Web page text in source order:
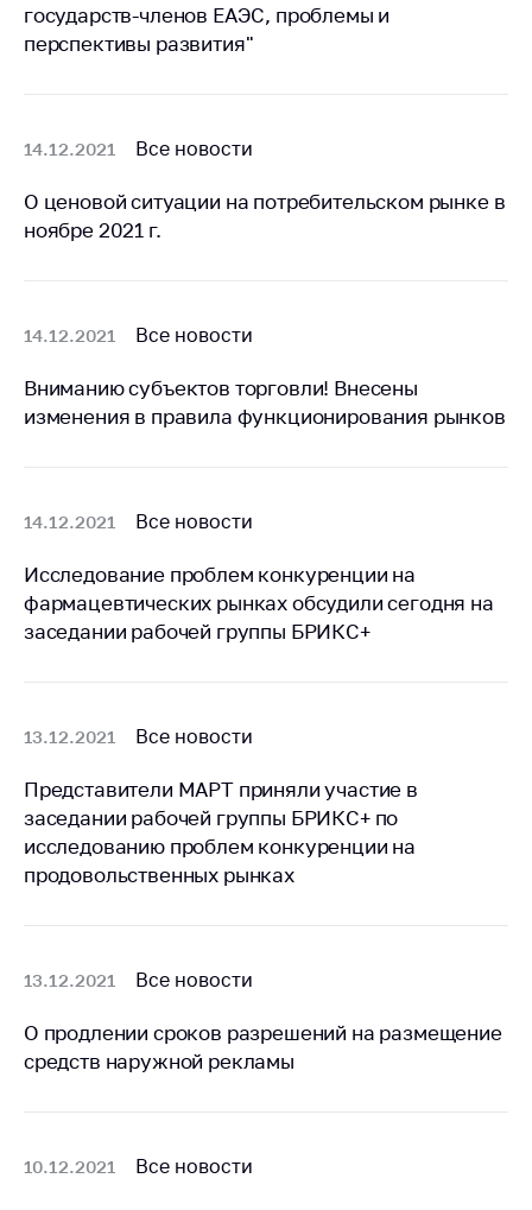
Пресс-служба
Сообщить о росте
цен
средства, изделия
медицинского
медицинскую
технику
факта нарушения
нарушения
антимонопольного
законодательства
Общественное
обсуждение
Маркировка
товаров
Упрощение условий
предотвращению
COVID-19 для
субъектов торговли,
общественного
Обучение по
государств-членов ЕАЭС, проблемы и
перспективы развития"
14.12.2021 Все новости
О ценовой ситуации на потребительском рынке в
ноябре 2021 г.
14.12.2021 Все новости
Вниманию субъектов торговли! Внесены
изменения в правила функционирования рынков
14.12.2021 Все новости
Исследование проблем конкуренции на
фармацевтических рынках обсудили сегодня на
заседании рабочей группы БРИКС+
13.12.2021 Все новости
Представители МАРТ приняли участие в
заседании рабочей группы БРИКС+ по
исследованию проблем конкуренции на
продовольственных рынках
13.12.2021 Все новости
О продлении сроков разрешений на размещение
средств наружной рекламы
10.12.2021 Все новости